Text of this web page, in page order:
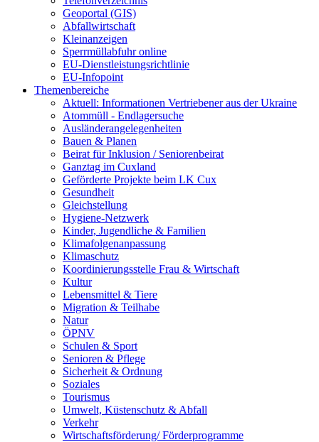
Geoportal (GIS)
Abfallwirtschaft
Kleinanzeigen
Sperrmüllabfuhr online
EU-Dienstleistungsrichtlinie
EU-Infopoint
Themenbereiche
Aktuell: Informationen Vertriebener aus der Ukraine
Atommüll - Endlagersuche
Ausländerangelegenheiten
Bauen & Planen
Beirat für Inklusion / Seniorenbeirat
Ganztag im Cuxland
Geförderte Projekte beim LK Cux
Gesundheit
Gleichstellung
Hygiene-Netzwerk
Kinder, Jugendliche & Familien
Klimafolgenanpassung
Klimaschutz
Koordinierungsstelle Frau & Wirtschaft
Kultur
Lebensmittel & Tiere
Migration & Teilhabe
Natur
ÖPNV
Schulen & Sport
Senioren & Pflege
Sicherheit & Ordnung
Soziales
Tourismus
Umwelt, Küstenschutz & Abfall
Verkehr
Wirtschaftsförderung/ Förderprogramme